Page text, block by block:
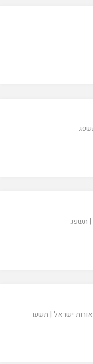
| תשפג
ישראל | תשעו